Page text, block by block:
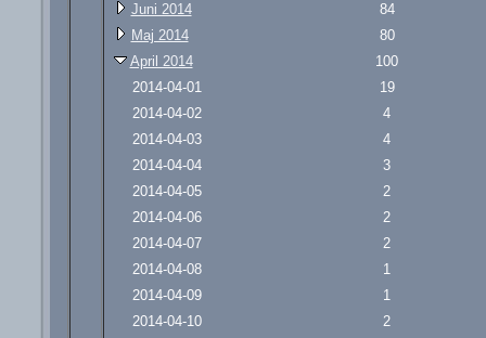
Juni 2014
84
Maj 2014
80
April 2014
100
2014-04-01
19
2014-04-02
4
2014-04-03
4
2014-04-04
3
2014-04-05
2
2014-04-06
2
2014-04-07
2
2014-04-08
1
2014-04-09
1
2014-04-10
2